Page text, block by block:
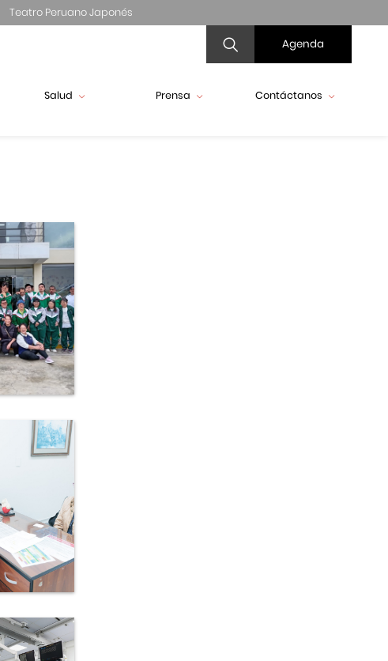
Teatro Peruano Japonés
Agenda
Salud Prensa Contáctanos